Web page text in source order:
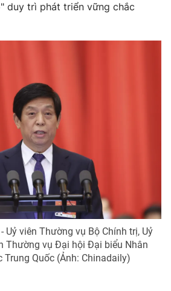
duy trì phát triển vững chắc
Uỷ viên Thường vụ Bộ Chính trị, Uỷ
Thường vụ Đại hội Đại biểu Nhân
Trung Quốc (Ảnh: Chinadaily)